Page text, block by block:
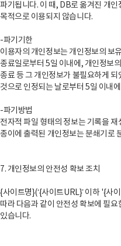
파기됩니다. 이 때, DB로 옮겨진 개
목적으로 이용되지 않습니다.
-파기기한
이용자의 개인정보는 개인정보의 보
종료일로부터 5일 이내에, 개인정보
종료 등 그 개인정보가 불필요하게
것으로 인정되는 날로부터 5일 이내
-파기방법
전자적 파일 형태의 정보는 기록을
종이에 출력된 개인정보는 분쇄기로
7. 개인정보의 안전성 확보 조치
{사이트명}(‘{사이트URL}’ 이하 '{사
따라 다음과 같이 안전성 확보에 필
있습니다.